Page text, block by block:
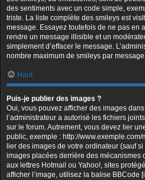
des sentiments avec un code simple,
triste. La liste complète des smileys est
message. Essayez toutefois de ne pas en
rendre un message illisible et un
simplement d’effacer le message.
nombre maximum de smileys par
Haut
Puis-je publier des images ?
Oui, vous pouvez afficher des images
l’administrateur a autorisé les fichiers
sur le forum. Autrement, vous devez lier
public, exemple : http://
lier des images de votre ordinateur (sauf
images placées derrière des mécanismes
aux lettres Hotmail ou Yahoo!, sites
afficher l’image, utilisez la balise BBCode